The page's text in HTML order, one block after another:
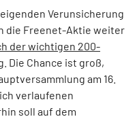
Verunsicherung
die Freenet-Aktie weiter
der wichtigen 200-
. Die Chance ist groß,
am 16.
verlaufenen
soll auf dem